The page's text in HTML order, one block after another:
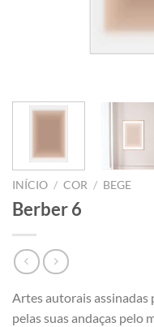
INÍCIO / COR / BEGE
Berber 6
Artes autorais assinadas
pelas suas andaças pelo